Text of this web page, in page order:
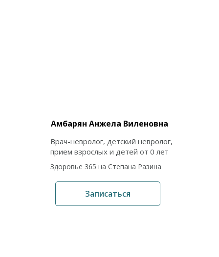
Амбарян Анжела Виленовна
Врач-невролог, детский невролог,
прием взрослых и детей от 0 лет
Здоровье 365 на Степана Разина
Записаться